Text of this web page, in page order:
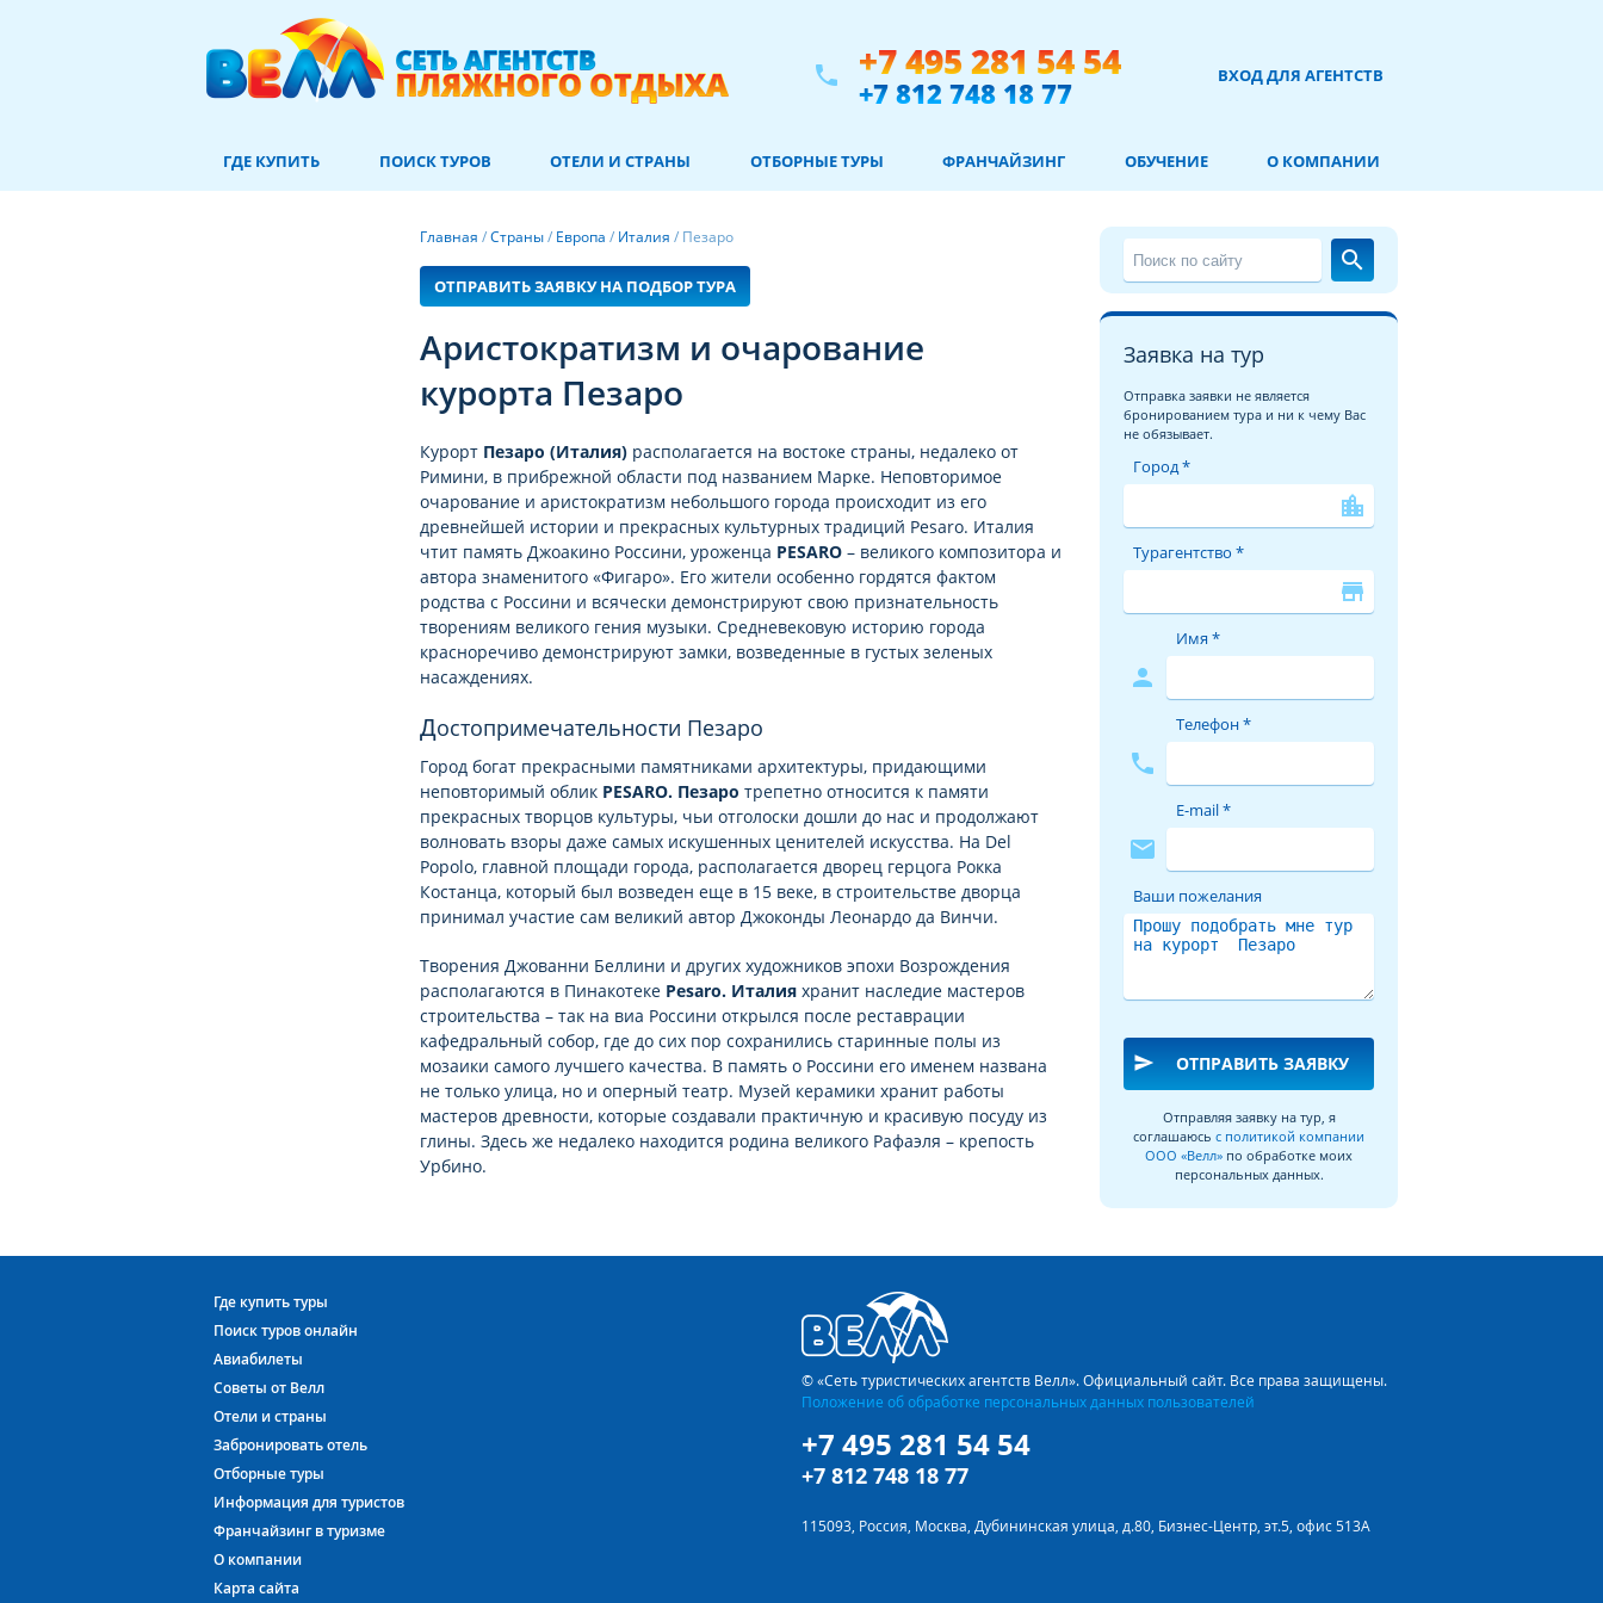
phone +7 495 281 54 54
+7 812 748 18 77 ВХОД ДЛЯ АГЕНТСТВ
ГДЕ КУПИТЬ ПОИСК ТУРОВ ОТЕЛИ И СТРАНЫ ОТБОРНЫЕ ТУРЫ ФРАНЧАЙЗИНГ ОБУЧЕНИЕ О КОМПАНИИ
Главная /Страны/ Европа / Италия / Пезаро
ОТПРАВИТЬ ЗАЯВКУ НА ПОДБОР ТУРА
Аристократизм и очарование
курорта Пезаро
Курорт Пезаро (Италия) располагается на востоке страны, недалеко от
Римини, в прибрежной области под названием Марке. Неповторимое
очарование и аристократизм небольшого города происходит из его
древнейшей истории и прекрасных культурных традиций Pesaro. Италия
чтит память Джоакино Россини, уроженца PESARO – великого композитора и
автора знаменитого «Фигаро». Его жители особенно гордятся фактом
родства с Россини и всячески демонстрируют свою признательность
творениям великого гения музыки. Средневековую историю города
красноречиво демонстрируют замки, возведенные в густых зеленых
насаждениях.
Достопримечательности Пезаро
Город богат прекрасными памятниками архитектуры, придающими
неповторимый облик PESARO. Пезаро трепетно относится к памяти
прекрасных творцов культуры, чьи отголоски дошли до нас и продолжают
волновать взоры даже самых искушенных ценителей искусства. На Del
Popolo, главной площади города, располагается дворец герцога Рокка
Костанца, который был возведен еще в 15 веке, в строительстве дворца
принимал участие сам великий автор Джоконды Леонардо да Винчи.
Творения Джованни Беллини и других художников эпохи Возрождения
располагаются в Пинакотеке Pesaro. Италия хранит наследие мастеров
строительства – так на виа Россини открылся после реставрации
кафедральный собор, где до сих пор сохранились старинные полы из
мозаики самого лучшего качества. В память о Россини его именем названа
не только улица, но и оперный театр. Музей керамики хранит работы
мастеров древности, которые создавали практичную и красивую посуду из
глины. Здесь же недалеко находится родина великого Рафаэля – крепость
Урбино.
search
Заявка на тур
Отправка заявки не является
бронированием тура и ни к чему Вас
не обязывает.
Город *
location_city
Турагентство *
store
person
Имя *
phone
Телефон *
mail
E-mail *
Ваши пожелания
send ОТПРАВИТЬ ЗАЯВКУ
Отправляя заявку на тур, я
соглашаюсь с политикой компании
ООО «Велл» по обработке моих
персональных данных.
Где купить туры
Поиск туров онлайн
Авиабилеты
Советы от Велл
Отели и страны
Забронировать отель
Отборные туры
Информация для туристов
Франчайзинг в туризме
О компании
Карта сайта
© «Сеть туристических агентств Велл». Официальный сайт. Все права защищены.
Положение об обработке персональных данных пользователей
+7 495 281 54 54
+7 812 748 18 77
115093, Россия, Москва, Дубининская улица, д.80, Бизнес-Центр, эт.5, офис 513А